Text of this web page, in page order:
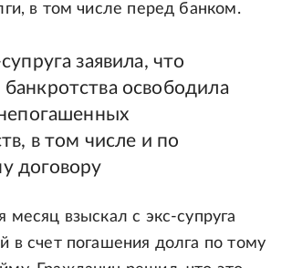
в том числе перед банком.
заявила, что
освободила
в том числе и по
договору
месяц взыскал с экс-супруга
в счет погашения долга по тому